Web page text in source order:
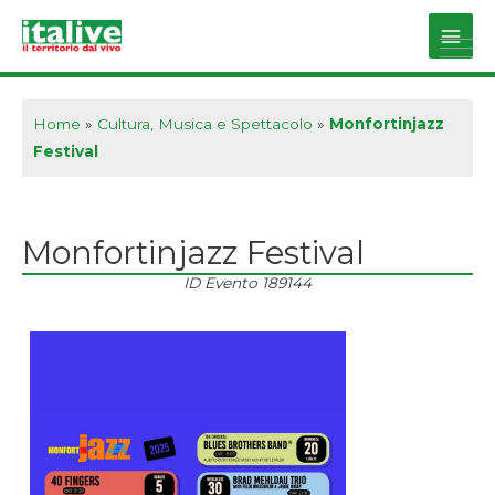
Main
Home » Cultura, Musica e Spettacolo » Monfortinjazz
Festival
Monfortinjazz Festival
ID Evento 189144